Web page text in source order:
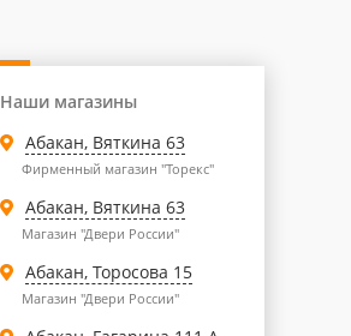
Наши магазины
Абакан, Вяткина 63
Фирменный магазин "Торекс"
Абакан, Вяткина 63
Магазин "Двери России"
Абакан, Торосова 15
Магазин "Двери России"